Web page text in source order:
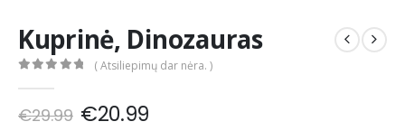
Kuprinė, Dinozauras
( Atsiliepimų dar nėra. )
€29.99 Original
€20.99Current